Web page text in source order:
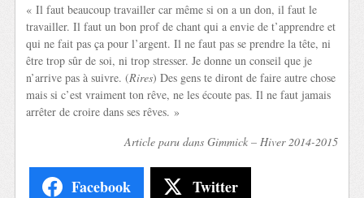
« Il faut beaucoup travailler car même si on a un don, il faut le
travailler. Il faut un bon prof de chant qui a envie de t’apprendre et
qui ne fait pas ça pour l’argent. Il ne faut pas se prendre la tête, ni
être trop sûr de soi, ni trop stresser. Je donne un conseil que je
n’arrive pas à suivre. (Rires) Des gens te diront de faire autre chose
mais si c’est vraiment ton rêve, ne les écoute pas. Il ne faut jamais
arrêter de croire dans ses rêves. »
Article paru dans Gimmick – Hiver 2014-2015
Facebook Twitter